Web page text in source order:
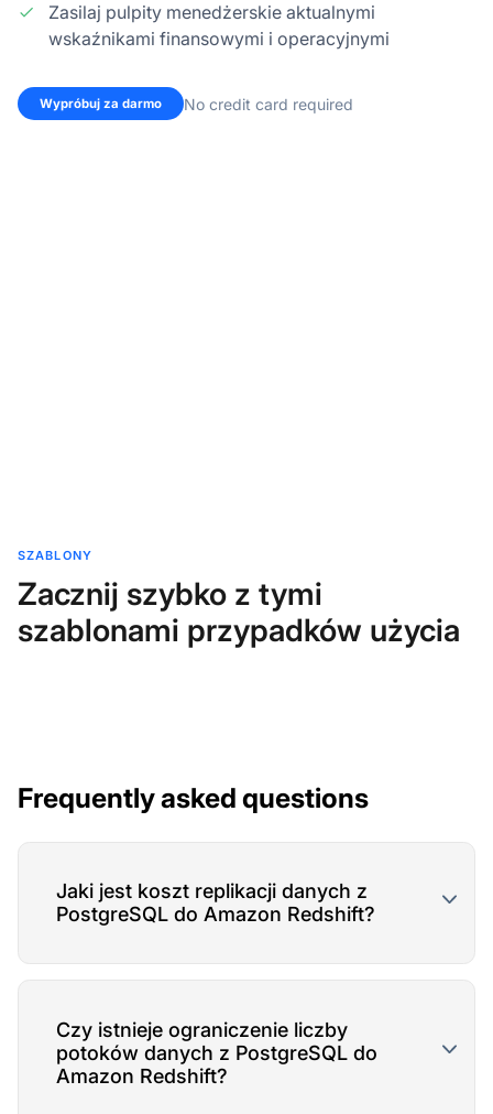
Zasilaj pulpity menedżerskie aktualnymi
wskaźnikami finansowymi i operacyjnymi
Wypróbuj za darmo No credit card required
SZABLONY
Zacznij szybko z tymi
szablonami przypadków użycia
Frequently asked questions
Jaki jest koszt replikacji danych z
PostgreSQL do Amazon Redshift?
Czy istnieje ograniczenie liczby
potoków danych z PostgreSQL do
Amazon Redshift?